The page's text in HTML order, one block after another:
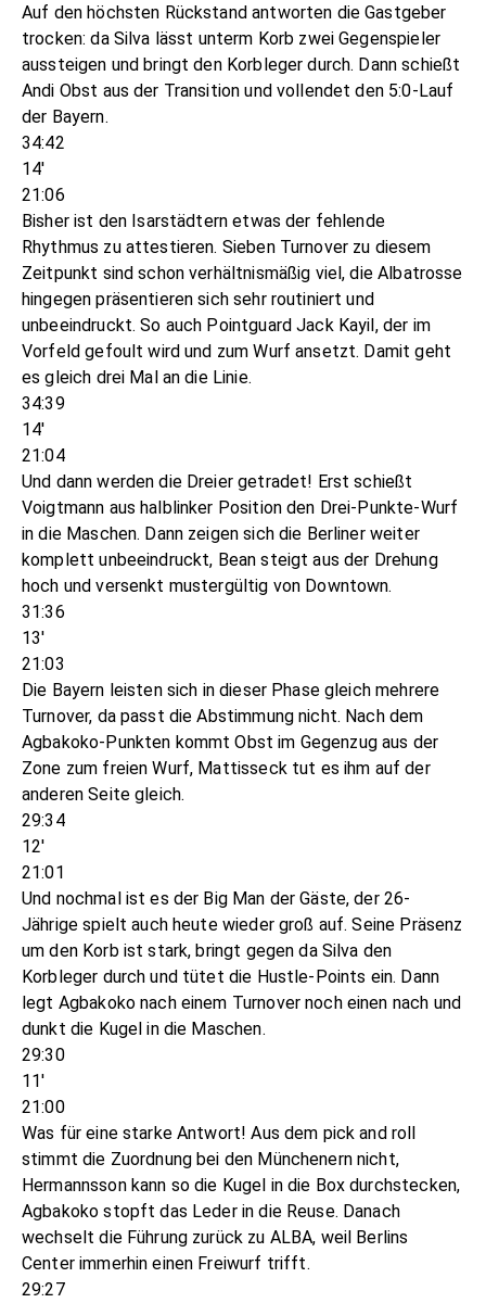
Auf den höchsten Rückstand antworten die Gastgeber
trocken: da Silva lässt unterm Korb zwei Gegenspieler
aussteigen und bringt den Korbleger durch. Dann schießt
Andi Obst aus der Transition und vollendet den 5:0-Lauf
der Bayern.
34:42
14'
21:06
Bisher ist den Isarstädtern etwas der fehlende
Rhythmus zu attestieren. Sieben Turnover zu diesem
Zeitpunkt sind schon verhältnismäßig viel, die Albatrosse
hingegen präsentieren sich sehr routiniert und
unbeeindruckt. So auch Pointguard Jack Kayil, der im
Vorfeld gefoult wird und zum Wurf ansetzt. Damit geht
es gleich drei Mal an die Linie.
34:39
14'
21:04
Und dann werden die Dreier getradet! Erst schießt
Voigtmann aus halblinker Position den Drei-Punkte-Wurf
in die Maschen. Dann zeigen sich die Berliner weiter
komplett unbeeindruckt, Bean steigt aus der Drehung
hoch und versenkt mustergültig von Downtown.
31:36
13'
21:03
Die Bayern leisten sich in dieser Phase gleich mehrere
Turnover, da passt die Abstimmung nicht. Nach dem
Agbakoko-Punkten kommt Obst im Gegenzug aus der
Zone zum freien Wurf, Mattisseck tut es ihm auf der
anderen Seite gleich.
29:34
12'
21:01
Und nochmal ist es der Big Man der Gäste, der 26-
Jährige spielt auch heute wieder groß auf. Seine Präsenz
um den Korb ist stark, bringt gegen da Silva den
Korbleger durch und tütet die Hustle-Points ein. Dann
legt Agbakoko nach einem Turnover noch einen nach und
dunkt die Kugel in die Maschen.
29:30
11'
21:00
Was für eine starke Antwort! Aus dem pick and roll
stimmt die Zuordnung bei den Münchenern nicht,
Hermannsson kann so die Kugel in die Box durchstecken,
Agbakoko stopft das Leder in die Reuse. Danach
wechselt die Führung zurück zu ALBA, weil Berlins
Center immerhin einen Freiwurf trifft.
29:27